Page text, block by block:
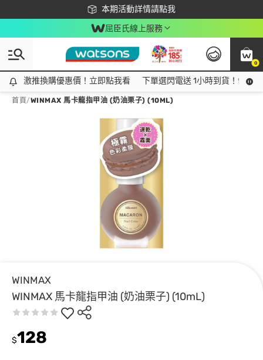
本期活動詳情請點我
下載app最高回饋$350
屈臣氏線上服務
0
激推換購優惠價！立即點我看
激推換購優惠價！立即點我看 下單選閃電送 1小時到貨！領神
首頁/WINMAX 馬卡龍指甲油 (奶油栗子) (10ML)
WINMAX
WINMAX 馬卡龍指甲油 (奶油栗子) (10mL)
$128